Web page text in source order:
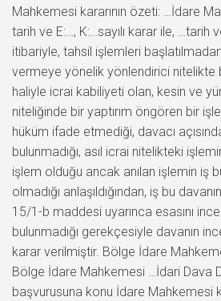
Mahkemesi kararının özeti: …İdare
tarih ve E:…, K:…sayılı karar ile, …tarih
itibariyle, tahsil işlemleri
vermeye yönelik yönlendirici nitelikte
haliyle icrai kabiliyeti olan, kesin ve
niteliğinde bir yaptırım öngören bir
hüküm ifade etmediği, davacı
bulunmadığı, asıl icrai nitelikteki
işlem olduğu ancak anılan işlemin iş
olmadığı anlaşıldığından, iş bu
15/1-b maddesi uyarınca esasını
bulunmadığı gerekçesiyle davanın
karar verilmiştir. Bölge İdare
Bölge İdare Mahkemesi …İdari Dava
başvurusuna konu İdare Mahkemesi